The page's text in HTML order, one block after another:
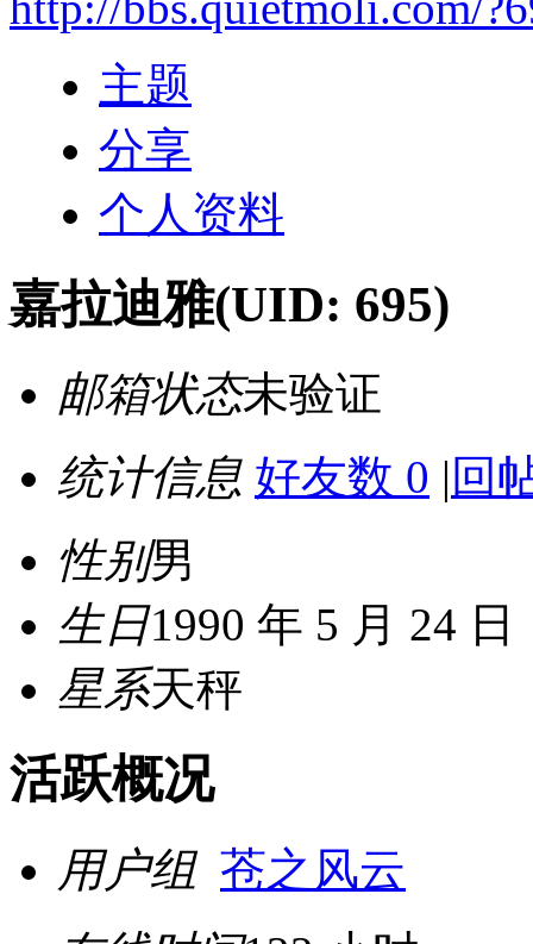
主题
分享
个人资料
嘉拉迪雅(UID: 695)
邮箱状态未验证
统计信息 好友数 0 | 回
性别男
生日1990 年 5 月 24 日
星系天秤
活跃概况
用户组 苍之风云